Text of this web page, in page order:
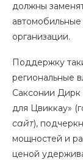
должны
организации.
Поддержку
региональные
Саксонии Дирк
для Цвиккау»
сайт),
мощностей и
ценой